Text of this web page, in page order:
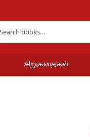
சிறுகதைகள்